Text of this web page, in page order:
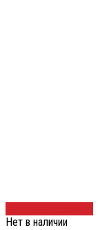
Нет в наличии